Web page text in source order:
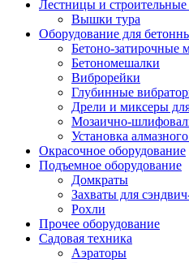
Лестницы и строительные
Вышки тура
Оборудование для
Бетоно-затирочные
Бетономешалки
Виброрейки
Глубинные
Дрели и миксеры
Мозаично-
Установка
Окрасочное оборудование
Подъемное оборудование
Домкраты
Захваты для
Рохли
Прочее оборудование
Садовая техника
Аэраторы